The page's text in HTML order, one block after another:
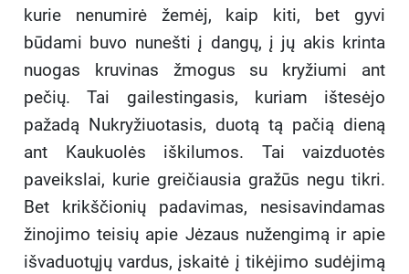
kurie nenumirė žemėj, kaip kiti, bet gyvi
būdami buvo nunešti į dangų, į jų akis krinta
nuogas kruvinas žmogus su kryžiumi ant
pečių. Tai gailestingasis, kuriam ištesėjo
pažadą Nukryžiuotasis, duotą tą pačią dieną
ant Kaukuolės iškilumos. Tai vaizduotės
paveikslai, kurie greičiausia gražūs negu tikri.
Bet krikščionių padavimas, nesisavindamas
žinojimo teisių apie Jėzaus nužengimą ir apie
išvaduotųjų vardus, įskaitė į tikėjimo sudėjimą